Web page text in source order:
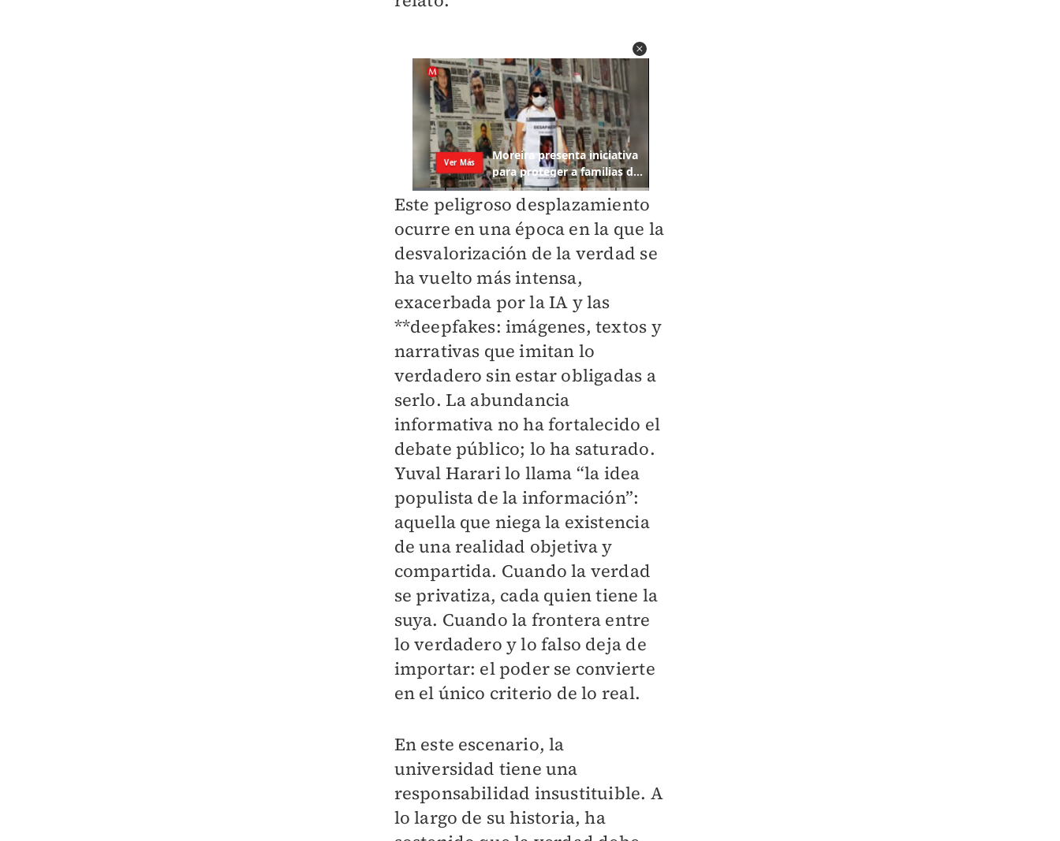
Este peligroso desplazamiento
ocurre en una época en la que la
desvalorización de la verdad se
ha vuelto más intensa,
exacerbada por la IA y las
**deepfakes: imágenes, textos y
narrativas que imitan lo
verdadero sin estar obligadas a
serlo. La abundancia
informativa no ha fortalecido el
debate público; lo ha saturado.
Yuval Harari lo llama “la idea
populista de la información”:
aquella que niega la existencia
de una realidad objetiva y
compartida. Cuando la verdad
se privatiza, cada quien tiene la
suya. Cuando la frontera entre
lo verdadero y lo falso deja de
importar: el poder se convierte
en el único criterio de lo real.
En este escenario, la
universidad tiene una
responsabilidad insustituible. A
lo largo de su historia, ha